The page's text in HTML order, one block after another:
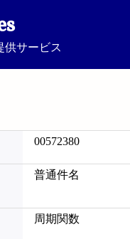
供サービス
00572380
普通件名
周期関数